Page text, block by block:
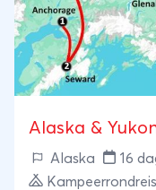
Alaska &
Alaska 16
Kampeerrondreis